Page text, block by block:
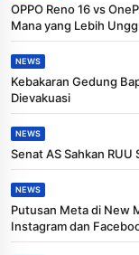
OPPO Reno 16 vs
Mana yang Lebih
NEWS
Kebakaran Gedung
Dievakuasi
NEWS
Senat AS Sahkan
NEWS
Putusan Meta di New
Instagram dan